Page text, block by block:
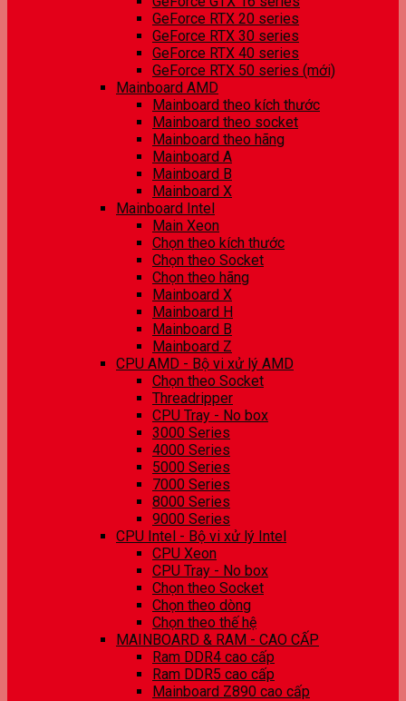
GeForce RTX 20 series
GeForce RTX 30 series
GeForce RTX 40 series
GeForce RTX 50 series (mới)
Mainboard AMD
Mainboard theo kích thước
Mainboard theo socket
Mainboard theo hãng
Mainboard A
Mainboard B
Mainboard X
Mainboard Intel
Main Xeon
Chọn theo kích thước
Chọn theo Socket
Chọn theo hãng
Mainboard X
Mainboard H
Mainboard B
Mainboard Z
CPU AMD - Bộ vi xử lý AMD
Chọn theo Socket
Threadripper
CPU Tray - No box
3000 Series
4000 Series
5000 Series
7000 Series
8000 Series
9000 Series
CPU Intel - Bộ vi xử lý Intel
CPU Xeon
CPU Tray - No box
Chọn theo Socket
Chọn theo dòng
Chọn theo thế hệ
MAINBOARD & RAM - CAO CẤP
Ram DDR4 cao cấp
Ram DDR5 cao cấp
Mainboard Z890 cao cấp